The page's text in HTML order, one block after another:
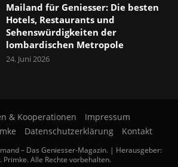
Mailand für Geniesser: Die besten
Hotels, Restaurants und
Sehenswürdigkeiten der
lombardischen Metropole
24. Juni 2026
& Kooperationen
Impressum
Datenschutzerklärung Kontakt
– Das Geniesser-Magazin. | Herausgeber:
Primke. Alle Rechte vorbehalten.